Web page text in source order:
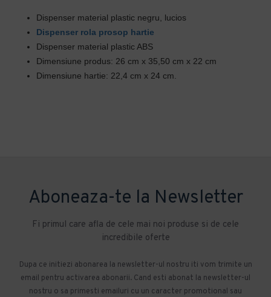
Dispenser material plastic negru, lucios
Dispenser rola prosop hartie
Dispenser material plastic ABS
Dimensiune produs: 26 cm x 35,50 cm x 22 cm
Dimensiune hartie: 22,4 cm x 24 cm.
Aboneaza-te la Newsletter
Fi primul care afla de cele mai noi produse si de cele
incredibile oferte
Dupa ce initiezi abonarea la newsletter-ul nostru iti vom trimite un
email pentru activarea abonarii. Cand esti abonat la newsletter-ul
nostru o sa primesti emailuri cu un caracter promotional sau